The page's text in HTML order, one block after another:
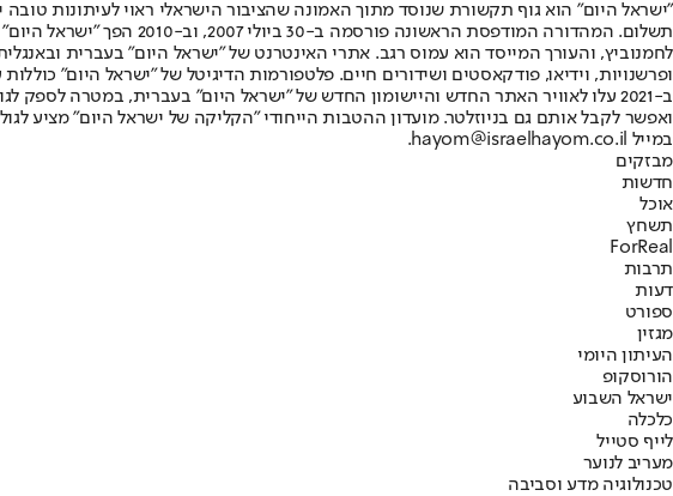
"ישראל היום" הוא גוף תקשורת שנוסד מתוך האמונה שהציבור הישראלי ראוי לעיתונות טובה
תשלום. המהדורה המודפסת
ופרשנויות, וידיאו, פודקאסטים ושידורים חיים. פלטפורמות הדיגיטל של "ישראל היום"
ב-2021 עלו לאוויר האתר החדש והיישומון החדש של "ישראל היום" בעברית, במטרה
ואפשר לקבל אותם גם בניוזלטר. מועדון ההטבות הייחודי "הקליקה של ישראל היום" מציע
במייל hayom@israelhayom.co.il.
מבזקים
חדשות
אוכל
תשחץ
ForReal
תרבות
דעות
ספורט
מגזין
העיתון היומי
הורוסקופ
ישראל השבוע
כלכלה
לייף סטייל
מעריב לנוער
טכנולוגיה מדע וסביבה